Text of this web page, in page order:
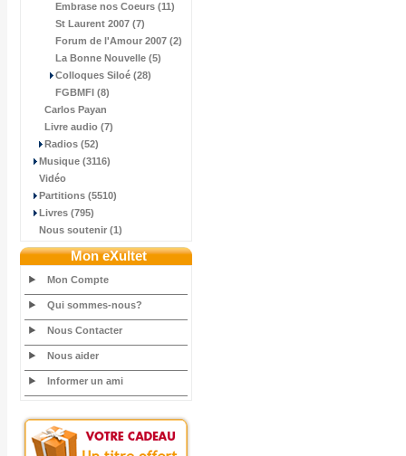
Embrase nos Coeurs (11)
St Laurent 2007 (7)
Forum de l'Amour 2007 (2)
La Bonne Nouvelle (5)
Colloques Siloé (28)
FGBMFI (8)
Carlos Payan
Livre audio (7)
Radios (52)
Musique (3116)
Vidéo
Partitions (5510)
Livres (795)
Nous soutenir (1)
Mon eXultet
Mon Compte
Qui sommes-nous?
Nous Contacter
Nous aider
Informer un ami